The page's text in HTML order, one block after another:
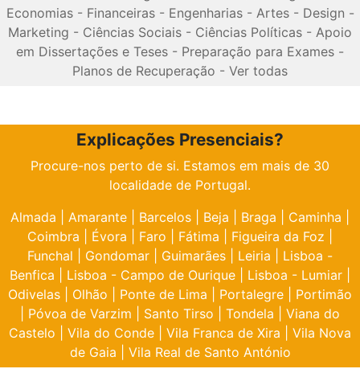
Economias- Financeiras- Engenharias- Artes- Design -
Marketing - Ciências Sociais - Ciências Políticas - Apoio
em Dissertações e Teses - Preparação para Exames -
Planos de Recuperação - Ver todas
Explicações Presenciais?
Procure-nos perto de si. Estamos em mais de 30
localidade de Portugal.
Almada
Amarante Barcelos Beja Braga Caminha
Coimbra
Évora Faro Fátima Figueira da Foz
Funchal
Gondomar Guimarães Leiria
Lisboa -
Benfica
Lisboa - Campo de Ourique Lisboa - Lumiar
Odivelas
Olhão Ponte de Lima Portalegre
Portimão
Póvoa de Varzim Santo Tirso Tondela
Viana do
Castelo
Vila do Conde Vila Franca de Xira
Vila Nova
de Gaia
Vila Real de Santo António